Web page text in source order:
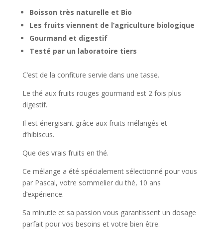
Boisson très naturelle et Bio
Les fruits viennent de l’agriculture biologique
Gourmand et digestif
Testé par un laboratoire tiers
C’est de la confiture servie dans une tasse.
Le thé aux fruits rouges gourmand est 2 fois plus
digestif.
Il est énergisant grâce aux fruits mélangés et
d’hibiscus.
Que des vrais fruits en thé.
Ce mélange a été spécialement sélectionné pour vous
par Pascal, votre sommelier du thé, 10 ans
d’expérience.
Sa minutie et sa passion vous garantissent un dosage
parfait pour vos besoins et votre bien être.